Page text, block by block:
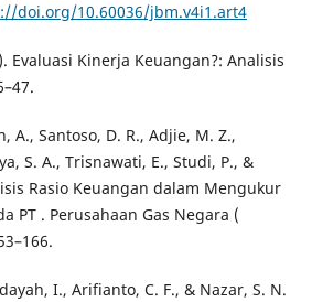
doi.org/10.60036/jbm.v4i1.art4
Evaluasi Kinerja Keuangan?: Analisis
A., Santoso, D. R., Adjie, M. Z.,
S. A., Trisnawati, E., Studi, P., &
Rasio Keuangan dalam Mengukur
PT . Perusahaan Gas Negara (
I., Arifianto, C. F., & Nazar, S. N.